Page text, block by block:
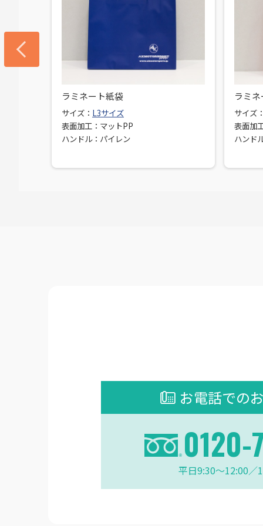
ラミネート紙袋
サイズ： L3サイズ
表面加工：マットPP
ハンドル：パイレン
ラミ
サイズ
表面加
ハンド
お電話での
0120-
平日9:30〜12:00／